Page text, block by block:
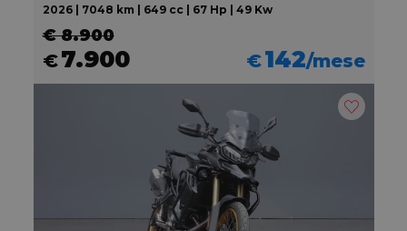
2026 | 7048 km | 649 cc | 67 Hp | 49 Kw
€ 8.900
€7.900 €142/mese